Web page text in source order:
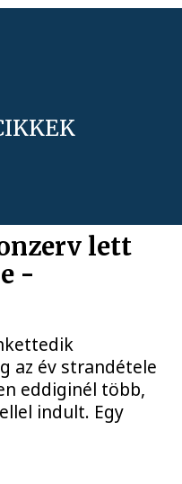
lett
-
az év strandétele
eddiginél több,
indult. Egy